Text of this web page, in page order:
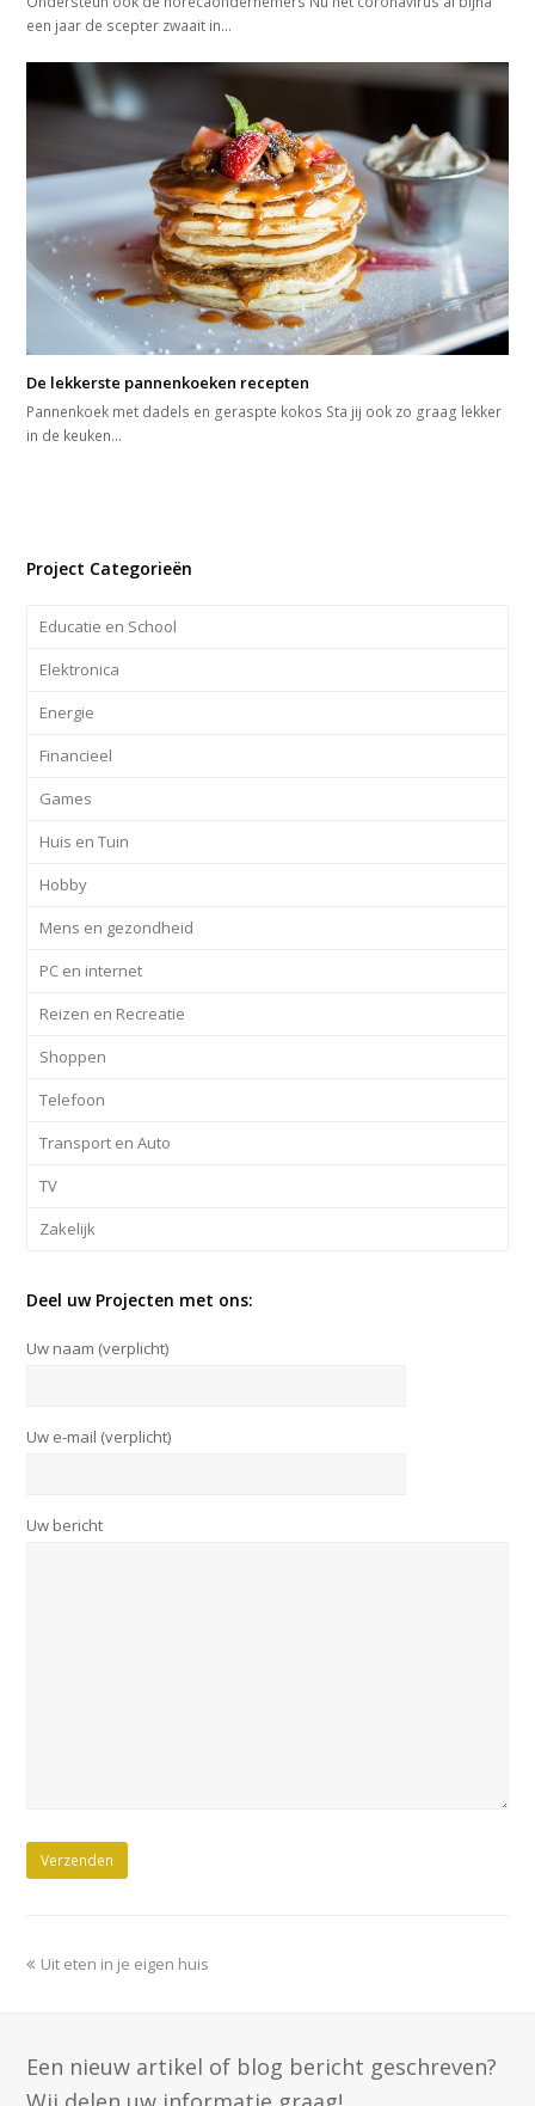
een jaar de scepter zwaait in…
De lekkerste pannenkoeken recepten
Pannenkoek met dadels en geraspte kokos Sta jij ook zo graag lekker
in de keuken…
Project Categorieën
Educatie en School
Elektronica
Energie
Financieel
Games
Huis en Tuin
Hobby
Mens en gezondheid
PC en internet
Reizen en Recreatie
Shoppen
Telefoon
Transport en Auto
TV
Zakelijk
Deel uw Projecten met ons:
Uw naam (verplicht)
Uw e-mail (verplicht)
Uw bericht
previous
Uit eten in je eigen huis
Een nieuw artikel of blog bericht geschreven?